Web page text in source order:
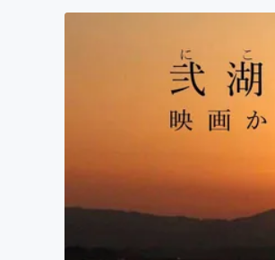
アート・写真
テクノロジー・ガ
ビジネス・起業